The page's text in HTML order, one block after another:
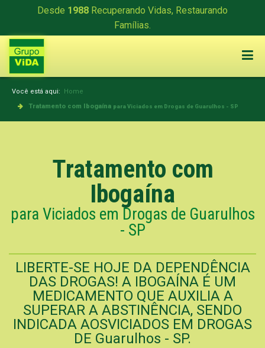
Desde 1988 Recuperando Vidas, Restaurando
Famílias.
Você está aqui: Home
Tratamento com Ibogaína para Viciados em Drogas de Guarulhos - SP
Tratamento com
Ibogaína
para Viciados em Drogas de Guarulhos
- SP
LIBERTE-SE HOJE DA DEPENDÊNCIA
DAS DROGAS! A IBOGAÍNA É UM
MEDICAMENTO QUE AUXILIA A
SUPERAR A ABSTINÊNCIA, SENDO
INDICADA AOSVICIADOS EM DROGAS
DE Guarulhos - SP.